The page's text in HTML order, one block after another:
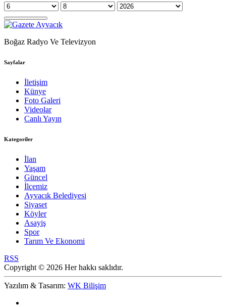
Boğaz Radyo Ve Televizyon
Sayfalar
İletişim
Künye
Foto Galeri
Videolar
Canlı Yayın
Kategoriler
İlan
Yaşam
Güncel
İlçemiz
Ayvacık Belediyesi
Siyaset
Köyler
Asayiş
Spor
Tarım Ve Ekonomi
RSS
Copyright © 2026 Her hakkı saklıdır.
Yazılım & Tasarım: WK Bilişim